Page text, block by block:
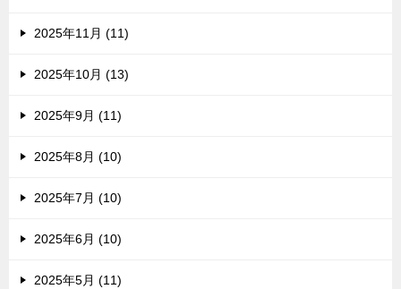
2025年11月 (11)
2025年10月 (13)
2025年9月 (11)
2025年8月 (10)
2025年7月 (10)
2025年6月 (10)
2025年5月 (11)